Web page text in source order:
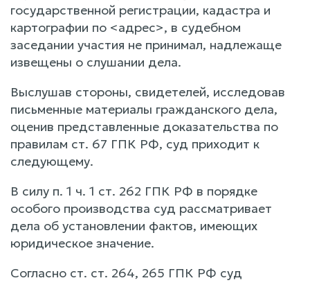
государственной регистрации, кадастра и
картографии по <адрес>, в судебном
заседании участия не принимал, надлежаще
извещены о слушании дела.
Выслушав стороны, свидетелей, исследовав
письменные материалы гражданского дела,
оценив представленные доказательства по
правилам ст. 67 ГПК РФ, суд приходит к
следующему.
В силу п. 1 ч. 1 ст. 262 ГПК РФ в порядке
особого производства суд рассматривает
дела об установлении фактов, имеющих
юридическое значение.
Согласно ст. ст. 264, 265 ГПК РФ суд